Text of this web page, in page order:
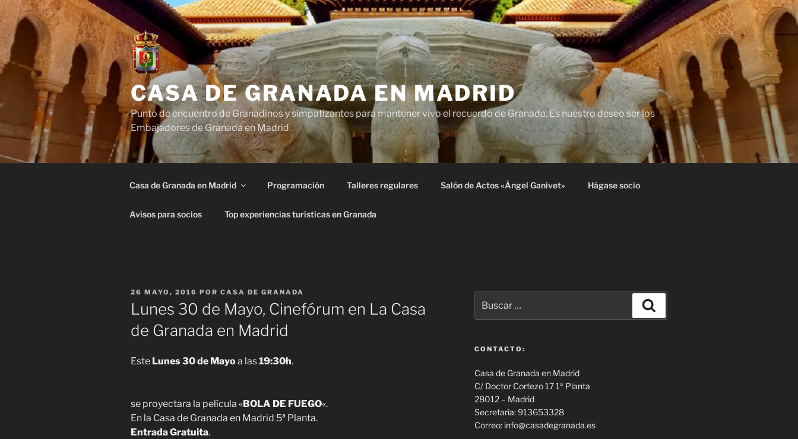
Saltar
al
contenido
CASA DE GRANADA EN MADRID
Punto de encuentro de Granadinos y simpatizantes para mantener vivo el recuerdo de Granada. Es nuestro deseo ser los
Embajadores de Granada en Madrid.
Casa de Granada en Madrid Programación Talleres regulares Salón de Actos «Ángel Ganivet» Hágase socio
Avisos para socios Top experiencias turísticas en Granada
PUBLICADO
EL
26 MAYO, 2016 POR CASA DE GRANADA
Lunes 30 de Mayo, Cinefórum en La Casa
Este Lunes 30de Mayoa las19:30h.
se proyectara la película «BOLA DE FUEGO«.
En la Casa de Granada en Madrid 5ª Planta.
Entrada Gratuita.
por:
CONTACTO:
Casa de Granada en Madrid
C/ Doctor Cortezo 17 1ª Planta
28012 – Madrid
Secretaría: 913653328
Correo: info@casadegranada.es